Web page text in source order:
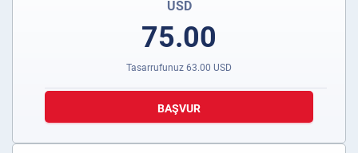
USD
75.00
Tasarrufunuz 63.00 USD
BAŞVUR